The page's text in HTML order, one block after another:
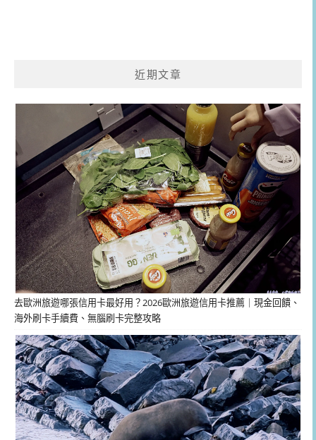
近期文章
去歐洲旅遊哪張信用卡最好用？2026歐洲旅遊信用卡推薦｜現金回饋、
海外刷卡手續費、無腦刷卡完整攻略